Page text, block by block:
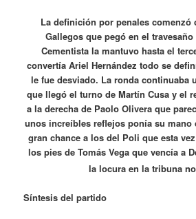
La definición por penales comenzó
Gallegos que pegó en el
Cementista la mantuvo hasta el
convertía Ariel Hernández todo se
le fue desviado. La ronda continuaba
que llegó el turno de Martín Cusa y el
a la derecha de Paolo Olivera que
unos increíbles reflejos ponía su mano
gran chance a los del Poli que esta
los pies de Tomás Vega que vencía a
la locura en la tribuna
Síntesis del partido